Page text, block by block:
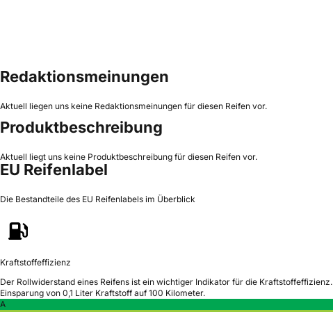
Redaktionsmeinungen
Aktuell liegen uns keine Redaktionsmeinungen für diesen Reifen vor.
Produktbeschreibung
Aktuell liegt uns keine Produktbeschreibung für diesen Reifen vor.
EU Reifenlabel
Die Bestandteile des EU Reifenlabels im Überblick
Kraftstoffeffizienz
Der Rollwiderstand eines Reifens ist ein wichtiger Indikator für die Kraftstoffeffizienz.
Einsparung von 0,1 Liter Kraftstoff auf 100 Kilometer.
A